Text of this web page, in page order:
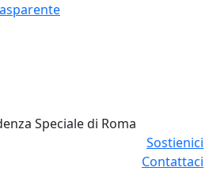
Speciale di Roma
Sostienici
Contattaci